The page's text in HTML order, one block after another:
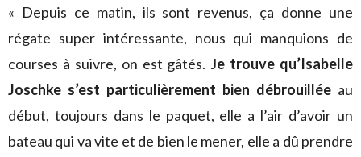
« Depuis ce matin, ils sont revenus, ça donne une
régate super intéressante, nous qui manquions de
courses à suivre, on est gâtés. Je trouve qu’Isabelle
Joschke s’est particulièrement bien débrouillée au
début, toujours dans le paquet, elle a l’air d’avoir un
bateau qui va vite et de bien le mener, elle a dû prendre